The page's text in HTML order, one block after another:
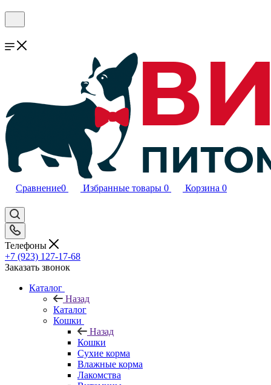
Сравнение0 Избранные товары 0 Корзина 0
Телефоны
+7 (923) 127-17-68
Заказать звонок
Каталог
Назад
Каталог
Кошки
Назад
Кошки
Сухие корма
Влажные корма
Лакомства